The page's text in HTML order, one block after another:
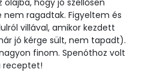
nem ragadtak. Figyeltem és
villával, amikor kezdett
jó kérge sült, nem tapadt).
finom. Spenóthoz volt
receptet!